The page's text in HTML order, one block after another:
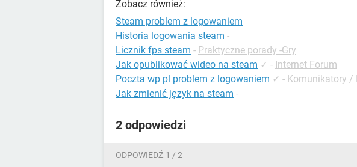
Zobacz również:
Steam problem z logowaniem
Historia logowania steam -
Licznik fps steam - Praktyczne porady -Gry
Jak opublikować wideo na steam ✓ - Internet Forum
Poczta wp pl problem z logowaniem ✓ - Komunikatory /
Jak zmienić język na steam -
2 odpowiedzi
ODPOWIEDŹ 1 / 2